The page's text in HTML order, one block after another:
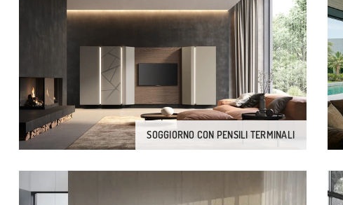
SOGGIORNO CON PENSILI TERMINALI